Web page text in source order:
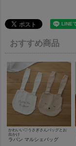
おすすめ商品
かわいい♡うさぎさんバッグとお
出かけ
ラパン マルシェバッグ